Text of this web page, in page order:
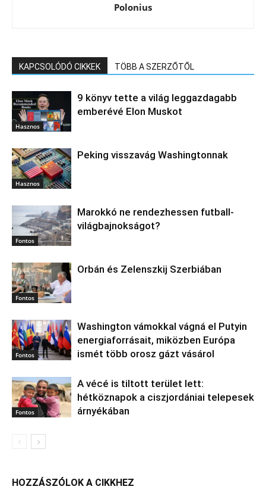
Polonius
KAPCSOLÓDÓ CIKKEK TÖBB A SZERZŐTŐL
Hasznos
9 könyv tette a világ leggazdagabb
emberévé Elon Muskot
Hasznos
Peking visszavág Washingtonnak
Fontos
Marokkó ne rendezhessen futball-
világbajnokságot?
Fontos
Orbán és Zelenszkij Szerbiában
Fontos
Washington vámokkal vágná el Putyin
energiaforrásait, miközben Európa
ismét több orosz gázt vásárol
Fontos
A vécé is tiltott terület lett:
hétköznapok a ciszjordániai telepesek
árnyékában
HOZZÁSZÓLOK A CIKKHEZ